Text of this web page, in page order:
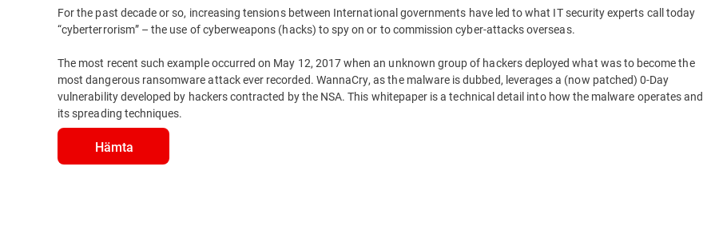
For the past decade or so, increasing tensions between International governments have led to what IT security experts call today
“cyberterrorism” – the use of cyberweapons (hacks) to spy on or to commission cyber-attacks overseas.
The most recent such example occurred on May 12, 2017 when an unknown group of hackers deployed what was to become the
most dangerous ransomware attack ever recorded. WannaCry, as the malware is dubbed, leverages a (now patched) 0-Day
vulnerability developed by hackers contracted by the NSA. This whitepaper is a technical detail into how the malware operates and
its spreading techniques.
Hämta